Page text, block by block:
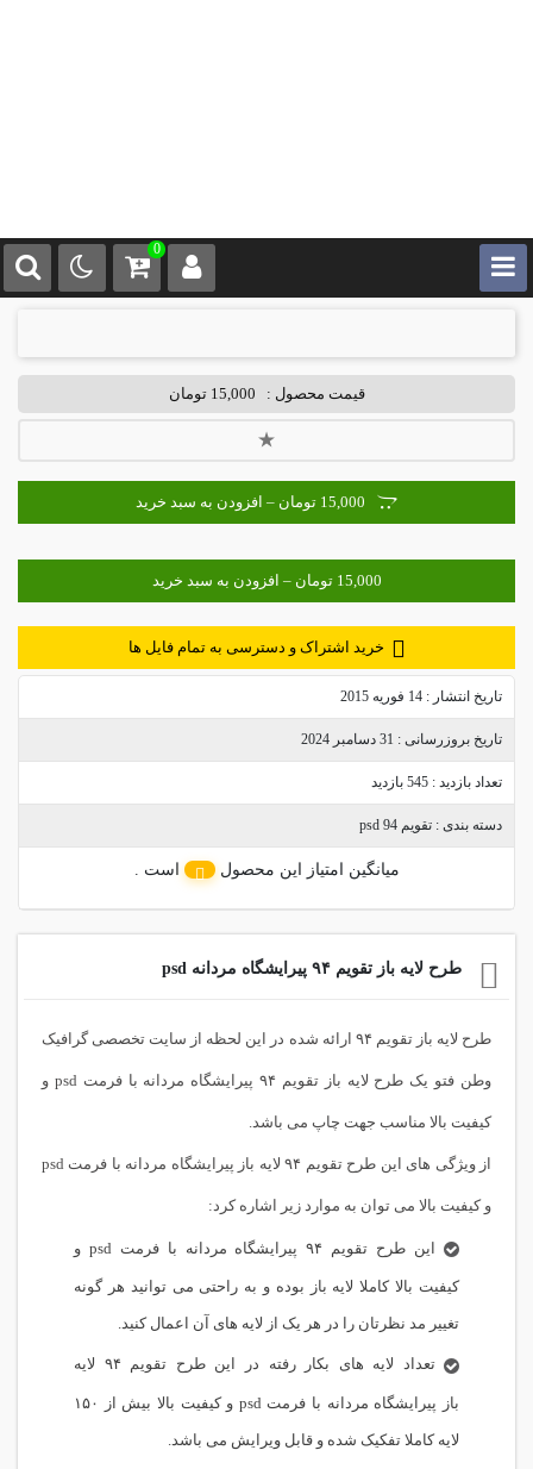
0
قیمت محصول : 15,000 تومان
15,000 تومان – افزودن به سبد خرید
خرید اشتراک و دسترسی به تمام فایل ها
تاریخ انتشار : 14 فوریه 2015
تاریخ بروزرسانی : 31 دسامبر 2024
تعداد بازدید : 545 بازدید
دسته بندی : تقویم 94 psd
میانگین امتیاز این محصول است .
طرح لایه باز تقویم ۹۴ پیرایشگاه مردانه psd
طرح لایه باز تقویم ۹۴ ارائه شده در این لحظه از سایت تخصصی گرافیک
وطن فتو یک طرح لایه باز تقویم ۹۴ پیرایشگاه مردانه با فرمت psd و
کیفیت بالا مناسب جهت چاپ می باشد.
از ویژگی های این طرح تقویم ۹۴ لایه باز پیرایشگاه مردانه با فرمت psd
و کیفیت بالا می توان به موارد زیر اشاره کرد:
این طرح تقویم ۹۴ پیرایشگاه مردانه با فرمت psd و
کیفیت بالا کاملا لایه باز بوده و به راحتی می توانید هر گونه
تغییر مد نظرتان را در هر یک از لایه های آن اعمال کنید.
تعداد لایه های بکار رفته در این طرح تقویم ۹۴ لایه
باز پیرایشگاه مردانه با فرمت psd و کیفیت بالا بیش از ۱۵۰
لایه کاملا تفکیک شده و قابل ویرایش می باشد.